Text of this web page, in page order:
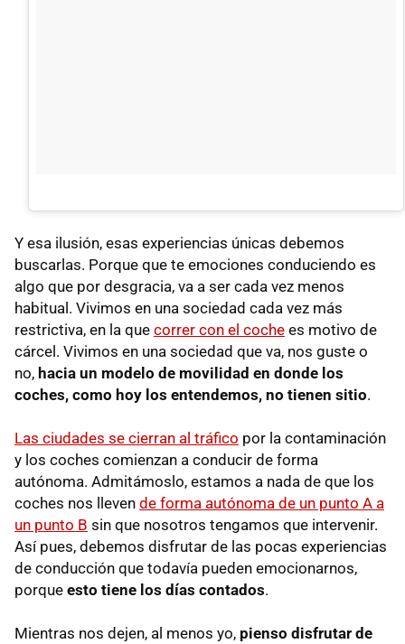
Y esa ilusión, esas experiencias únicas debemos
buscarlas. Porque que te emociones conduciendo es
algo que por desgracia, va a ser cada vez menos
habitual. Vivimos en una sociedad cada vez más
restrictiva, en la que correr con el coche es motivo de
cárcel. Vivimos en una sociedad que va, nos guste o
no, hacia un modelo de movilidad en donde los
coches, como hoy los entendemos, no tienen sitio.
Las ciudades se cierran al tráfico por la contaminación
y los coches comienzan a conducir de forma
autónoma. Admitámoslo, estamos a nada de que los
coches nos lleven de forma autónoma de un punto A a
un punto B sin que nosotros tengamos que intervenir.
Así pues, debemos disfrutar de las pocas experiencias
de conducción que todavía pueden emocionarnos,
porque esto tiene los días contados.
Mientras nos dejen, al menos yo, pienso disfrutar de